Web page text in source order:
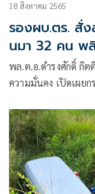
18 สิงหาคม 2565
รองผบ.ตร. สั่ง
นมา 32 คน พ
พล.ต.อ.ดำรงศักดิ์ กิต
ความมั่นคง เปิดเผย
ราย บาดเจ็บอีก 4 รา